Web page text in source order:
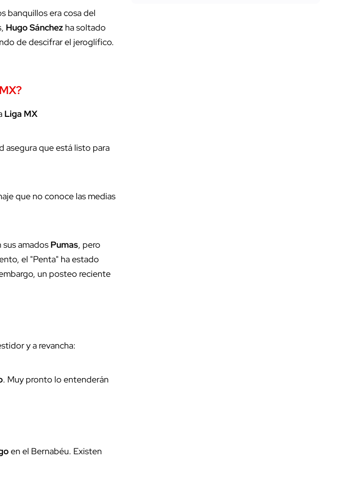
banquillos era cosa del
Hugo Sánchez ha soltado
de descifrar el jeroglífico.
Liga MX
asegura que está listo para
que no conoce las medias
amados Pumas, pero
el "Penta" ha estado
un posteo reciente
y a revancha:
. Muy pronto lo entenderán
en el Bernabéu. Existen